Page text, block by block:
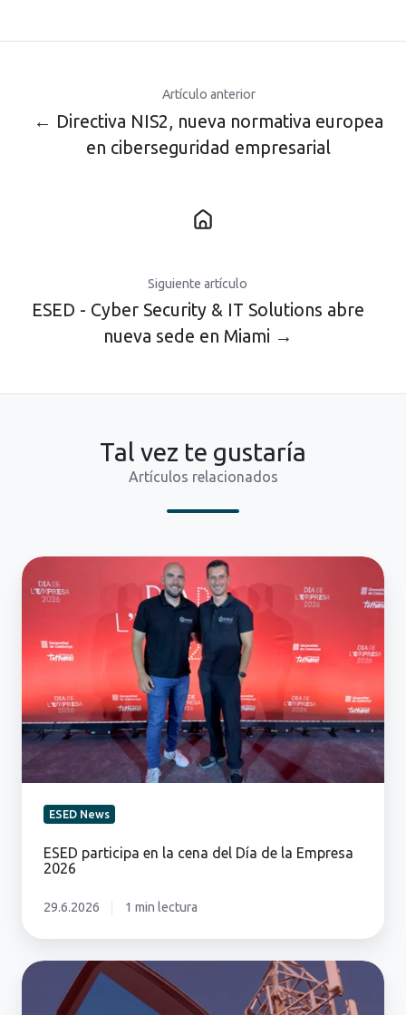
Artículo anterior
← Directiva NIS2, nueva normativa europea
en ciberseguridad empresarial
Siguiente artículo
ESED - Cyber Security & IT Solutions abre
nueva sede en Miami →
Tal vez te gustaría
Artículos relacionados
ESED
participa
cena
Día
de
la
Empresa
2026
ESED News
ESED participa en la cena del Día de la Empresa
2026
29.6.2026 1 min lectura
Datos
Móviles...